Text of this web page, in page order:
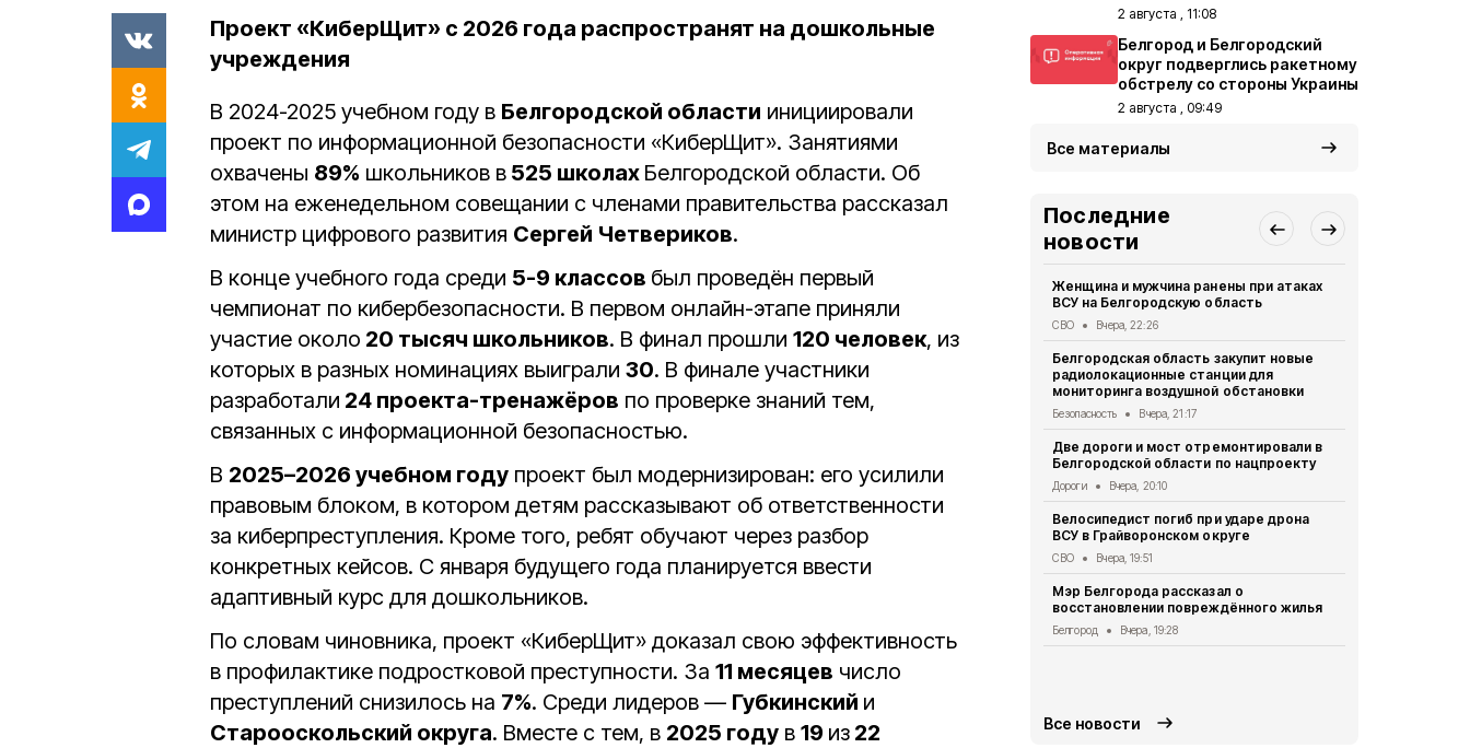
Проект «КиберЩит» с 2026 года распространят на дошкольные
учреждения
В 2024-2025 учебном году в Белгородской области инициировали
проект по информационной безопасности «КиберЩит». Занятиями
охвачены 89% школьников в 525 школах Белгородской области. Об
этом на еженедельном совещании с членами правительства рассказал
министр цифрового развития Сергей Четвериков.
В конце учебного года среди 5-9 классов был проведён первый
чемпионат по кибербезопасности. В первом онлайн-этапе приняли
участие около 20 тысяч школьников. В финал прошли 120 человек, из
которых в разных номинациях выиграли 30. В финале участники
разработали 24 проекта-тренажёров по проверке знаний тем,
связанных с информационной безопасностью.
В 2025–2026 учебном году проект был модернизирован: его усилили
правовым блоком, в котором детям рассказывают об ответственности
за киберпреступления. Кроме того, ребят обучают через разбор
конкретных кейсов. С января будущего года планируется ввести
адаптивный курс для дошкольников.
По словам чиновника, проект «КиберЩит» доказал свою эффективность
в профилактике подростковой преступности. За 11 месяцев число
преступлений снизилось на 7%. Среди лидеров — Губкинский и
Старооскольский округа. Вместе с тем, в 2025 году в 19 из 22
2 августа , 11:08
Белгород и Белгородский
округ подверглись ракетному
обстрелу со стороны Украины
2 августа , 09:49
Все материалы
Последние
новости
Женщина и мужчина ранены при атаках
ВСУ на Белгородскую область
СВО Вчера, 22:26
Белгородская область закупит новые
радиолокационные станции для
мониторинга воздушной обстановки
Безопасность Вчера, 21:17
Две дороги и мост отремонтировали в
Белгородской области по нацпроекту
Дороги Вчера, 20:10
Велосипедист погиб при ударе дрона
ВСУ в Грайворонском округе
СВО Вчера, 19:51
Мэр Белгорода рассказал о
восстановлении повреждённого жилья
Белгород Вчера, 19:28
Все новости